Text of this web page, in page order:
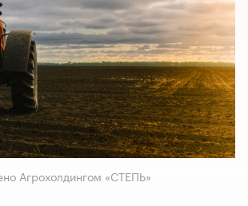
Агрохолдингом «СТЕПЬ»